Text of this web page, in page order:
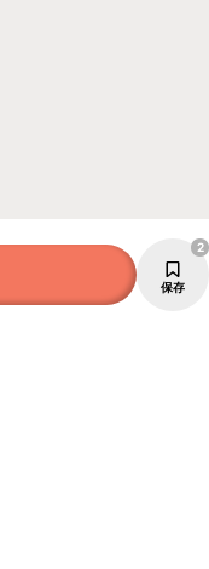
保存
2